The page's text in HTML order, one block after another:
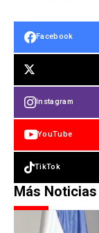
Facebook
Instagram
YouTube
TikTok
Más Noticias